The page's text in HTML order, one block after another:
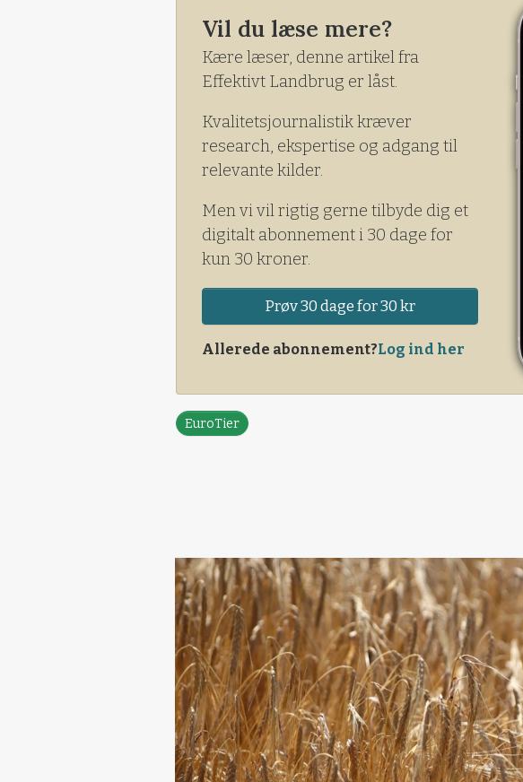
flere rådgivningsbesøg blev sat på stand-by.
Vil du læse mere?
Kære læser, denne artikel fra
Effektivt Landbrug er låst.
Kvalitetsjournalistik kræver
research, ekspertise og adgang til
relevante kilder.
Men vi vil rigtig gerne tilbyde dig et
digitalt abonnement i 30 dage for
kun 30 kroner.
Prøv 30 dage for 30 kr
Allerede abonnement?Log ind her
EuroTier